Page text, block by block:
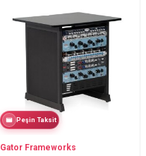
Peşin Taksit
Gator Frameworks